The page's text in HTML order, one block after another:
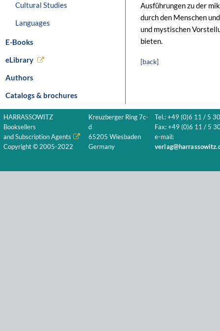
Cultural Studies
Languages
E-Books
eLibrary
Authors
Catalogs & brochures
Ausführungen zu der
durch den Menschen
und mystischen
bieten.
[back]
HARRASSOWITZ
Booksellers
and Subscription Agents
Copyright © 2005-2022
Kreuzberger Ring 7c-
d
65205 Wiesbaden
Germany
Tel.: +49 (0)6 11 / 5
Fax: +49 (0)6 11 / 5
e-mail: